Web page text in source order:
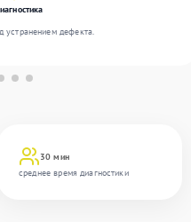
30 мин
среднее время диагностики
устранением дефекта.